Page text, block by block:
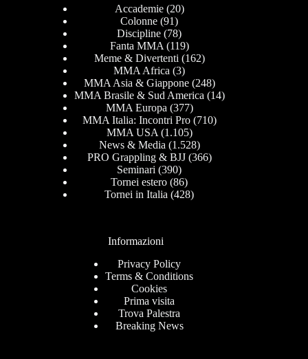
Accademie(20)
Colonne (91)
Discipline (78)
Fanta MMA (119)
Meme & Divertenti (162)
MMA Africa (3)
MMA Asia & Giappone(248)
MMA Brasile & Sud America (14)
MMA Europa (377)
MMA Italia: Incontri Pro(710)
MMA USA (1.105)
News & Media (1.528)
PRO Grappling & BJJ(366)
Seminari (390)
Tornei estero (86)
Tornei in Italia (428)
Informazioni
Privacy Policy
Terms & Conditions
Cookies
Prima visita
Trova Palestra
Breaking News